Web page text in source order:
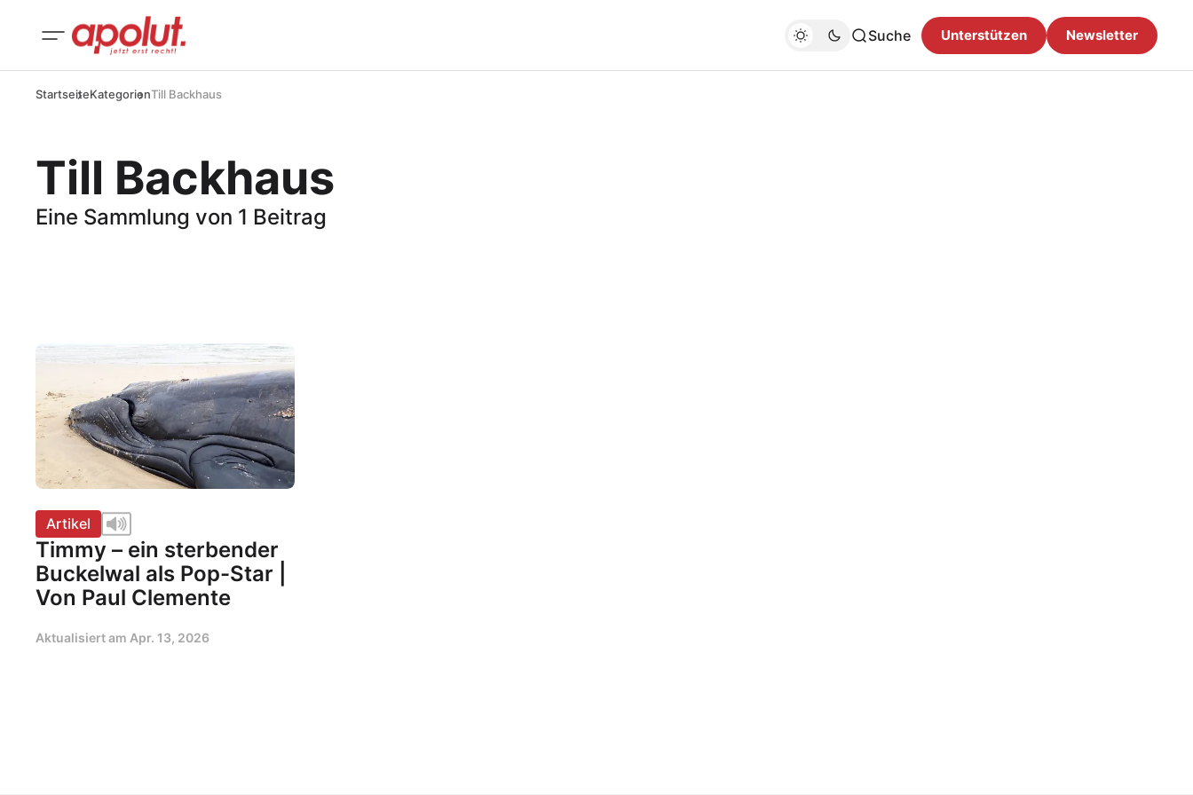
Suche Unterstützen Newsletter
StartseiteKategorienTill Backhaus
Till Backhaus
Eine Sammlung von 1 Beitrag
Artikel
Timmy – ein sterbender
Buckelwal als Pop-Star |
Von Paul Clemente
Aktualisiert am Apr. 13, 2026